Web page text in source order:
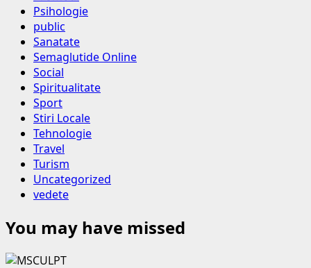
Psihologie
public
Sanatate
Semaglutide Online
Social
Spiritualitate
Sport
Stiri Locale
Tehnologie
Travel
Turism
Uncategorized
vedete
You may have missed